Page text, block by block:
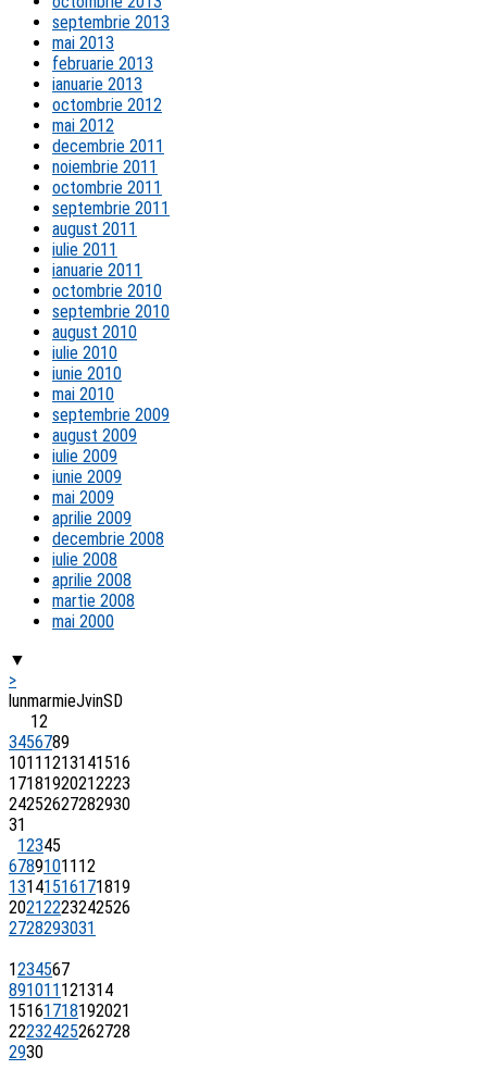
septembrie 2013
mai 2013
februarie 2013
ianuarie 2013
octombrie 2012
mai 2012
decembrie 2011
noiembrie 2011
octombrie 2011
septembrie 2011
august 2011
iulie 2011
ianuarie 2011
octombrie 2010
septembrie 2010
august 2010
iulie 2010
iunie 2010
mai 2010
septembrie 2009
august 2009
iulie 2009
iunie 2009
mai 2009
aprilie 2009
decembrie 2008
iulie 2008
aprilie 2008
martie 2008
mai 2000
▼
>
lunmarmieJvinS D
12
3456789
1011 1213141516
17181920212223
24252627282930
31
12345
67891011 12
13141516171819
20212223242526
2728293031
1234567
891011 121314
15161718192021
22232425262728
2930